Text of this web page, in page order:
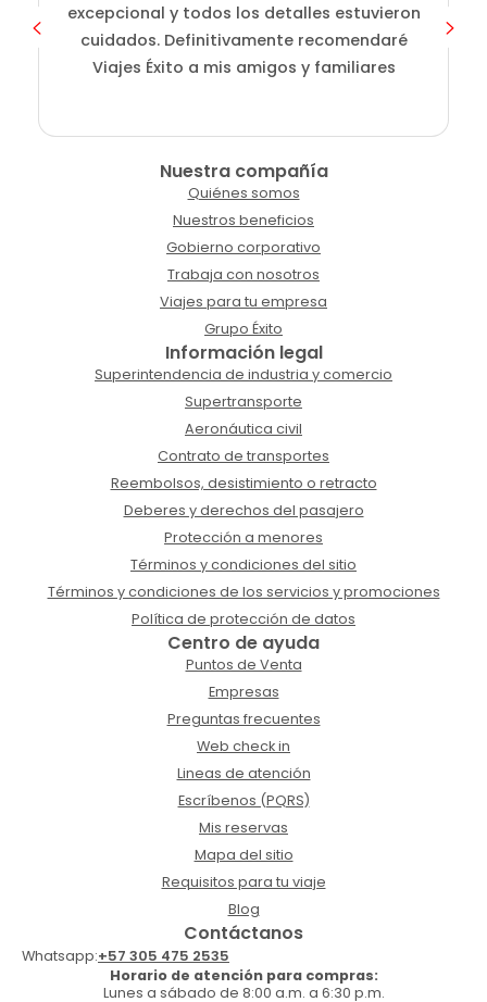
excepcional y todos los detalles estuvieron
cuidados. Definitivamente recomendaré
Viajes Éxito a mis amigos y familiares
Nuestra compañía
Quiénes somos
Nuestros beneficios
Gobierno corporativo
Trabaja con nosotros
Viajes para tu empresa
Grupo Éxito
Información legal
Superintendencia de industria y comercio
Supertransporte
Aeronáutica civil
Contrato de transportes
Reembolsos, desistimiento o retracto
Deberes y derechos del pasajero
Protección a menores
Términos y condiciones del sitio
Términos y condiciones de los servicios y promociones
Política de protección de datos
Centro de ayuda
Puntos de Venta
Empresas
Preguntas frecuentes
Web check in
Lineas de atención
Escríbenos (PQRS)
Mis reservas
Mapa del sitio
Requisitos para tu viaje
Blog
Contáctanos
Whatsapp:+57 305 475 2535
Horario de atención para compras:
Lunes a sábado de 8:00 a.m. a 6:30 p.m.